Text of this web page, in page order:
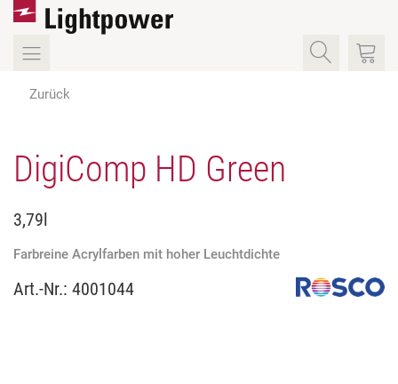
Zurück
DigiComp HD Green
3,79l
Farbreine Acrylfarben mit hoher Leuchtdichte
Art.-Nr.: 4001044